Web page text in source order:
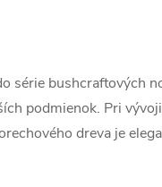
série bushcraftových
podmienok. Pri
dreva je